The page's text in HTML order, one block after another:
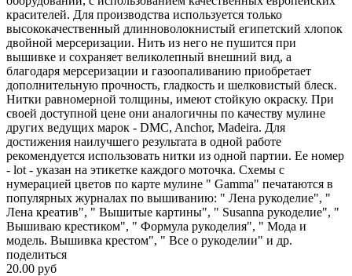
красителей. Для производства используется только
высококачественный длинноволокнистый египетский хлопок
двойной мерсеризации. Нить из него не пушится при
вышивке и сохраняет великолепный внешний вид, а
благодаря мерсеризации и газоопаливанию приобретает
дополнительную прочность, гладкость и шелковистый блеск.
Нитки равномерной толщины, имеют стойкую окраску. При
своей доступной цене они аналогичны по качеству мулине
других ведущих марок - DMC, Anchor, Madeira. Для
достижения наилучшего результата в одной работе
рекомендуется использовать нитки из одной партии. Ее номер
- lot - указан на этикетке каждого моточка. Схемы с
нумерацией цветов по карте мулине " Gamma" печатаются в
популярных журналах по вышиванию: " Лена рукоделие", "
Лена креатив", " Вышитые картины", " Susanna рукоделие", "
Вышиваю крестиком", " Формула рукоделия", " Мода и
модель. Вышивка крестом", " Все о рукоделии" и др.
поделиться
20.00 руб